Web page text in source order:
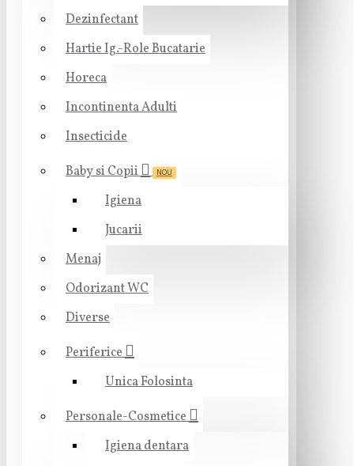
Dezinfectant
Hartie Ig.-Role Bucatarie
Horeca
Incontinenta Adulti
Insecticide
Baby si Copii
NOU
Igiena
Jucarii
Menaj
Odorizant WC
Diverse
Periferice
Unica Folosinta
Personale-Cosmetice
Igiena dentara